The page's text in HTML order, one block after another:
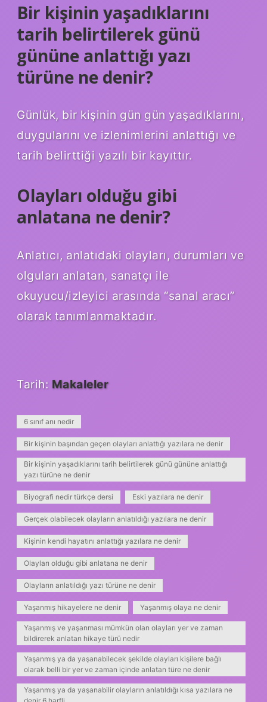
Bir kişinin yaşadıklarını
tarih belirtilerek günü
gününe anlattığı yazı
türüne ne denir?
Günlük, bir kişinin gün gün yaşadıklarını,
duygularını ve izlenimlerini anlattığı ve
tarih belirttiği yazılı bir kayıttır.
Olayları olduğu gibi
anlatana ne denir?
Anlatıcı, anlatıdaki olayları, durumları ve
olguları anlatan, sanatçı ile
okuyucu/izleyici arasında “sanal aracı”
olarak tanımlanmaktadır.
Tarih: Makaleler
6 sınıf anı nedir
Bir kişinin başından geçen olayları anlattığı yazılara ne denir
Bir kişinin yaşadıklarını tarih belirtilerek günü gününe anlattığı
yazı türüne ne denir
Biyografi nedir türkçe dersi Eski yazılara ne denir
Gerçek olabilecek olayların anlatıldığı yazılara ne denir
Kişinin kendi hayatını anlattığı yazılara ne denir
Olayları olduğu gibi anlatana ne denir
Olayların anlatıldığı yazı türüne ne denir
Yaşanmış hikayelere ne denir Yaşanmış olaya ne denir
Yaşanmış ve yaşanması mümkün olan olayları yer ve zaman
bildirerek anlatan hikaye türü nedir
Yaşanmış ya da yaşanabilecek şekilde olayları kişilere bağlı
olarak belli bir yer ve zaman içinde anlatan türe ne denir
Yaşanmış ya da yaşanabilir olayların anlatıldığı kısa yazılara ne